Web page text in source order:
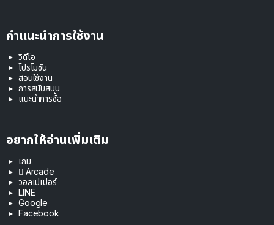
คำแนะนำการใช้งาน
วิดีโอ
โปรโมชัน
สอนใช้งาน
การสนับสนุน
แนะนำการซื้อ
อยากให้อ่านเพิ่มเติม
เกม
 Arcade
วอลเปเปอร์
LINE
Google
Facebook